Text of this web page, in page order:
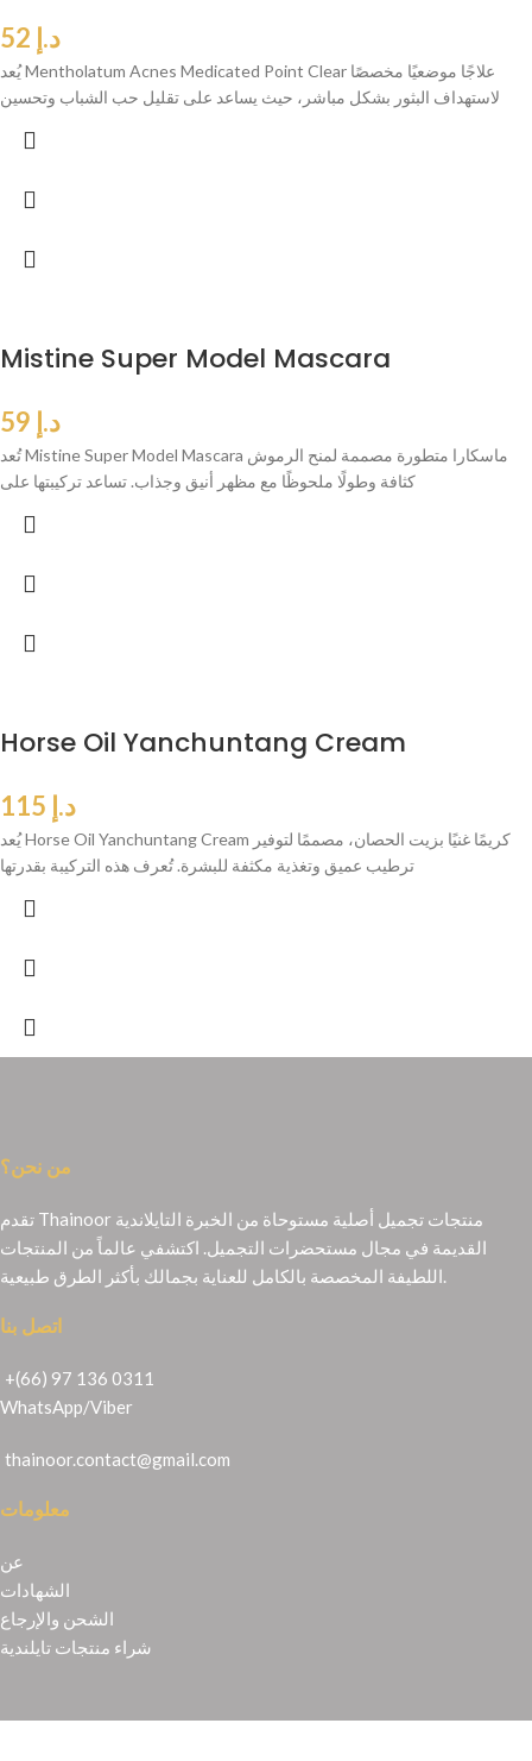
د.إ
يُعد Mentholatum Acnes Medicated Point Clear علاجًا موضعيًا مخصصًا
لاستهداف البثور بشكل مباشر، حيث يساعد على تقليل حب الشباب وتحسين
Mistine Super Model Mascara
د.إ
تُعد Mistine Super Model Mascara ماسكارا متطورة مصممة لمنح الرموش
كثافة وطولًا ملحوظًا مع مظهر أنيق وجذاب. تساعد تركيبتها على
Horse Oil Yanchuntang Cream
د.إ
يُعد Horse Oil Yanchuntang Cream كريمًا غنيًا بزيت الحصان، مصممًا لتوفير
ترطيب عميق وتغذية مكثفة للبشرة. تُعرف هذه التركيبة بقدرتها
من نحن؟
تقدم Thainoor منتجات تجميل أصلية مستوحاة من الخبرة التايلاندية
القديمة في مجال مستحضرات التجميل. اكتشفي عالماً من المنتجات
اللطيفة المخصصة بالكامل للعناية بجمالك بأكثر الطرق طبيعية.
اتصل بنا
+(66) 97 136 0311
WhatsApp/Viber
thainoor.contact@gmail.com
معلومات
عن
الشهادات
الشحن والإرجاع
شراء منتجات تايلندية